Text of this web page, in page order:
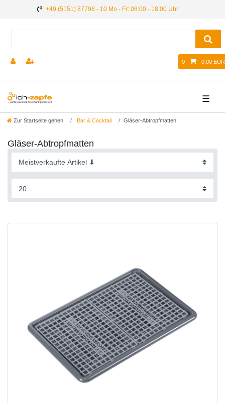
+49 (5151) 87798 - 10 Mo - Fr: 08:00 - 18:00 Uhr
0 0,00 EUR
☰
Zur Startseite gehen Bar & Cocktail Gläser-Abtropfmatten
Gläser-Abtropfmatten